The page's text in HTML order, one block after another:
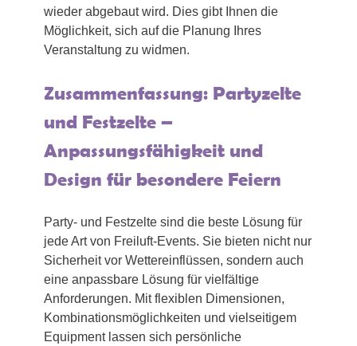
wieder abgebaut wird. Dies gibt Ihnen die
Möglichkeit, sich auf die Planung Ihres
Veranstaltung zu widmen.
Zusammenfassung: Partyzelte
und Festzelte –
Anpassungsfähigkeit und
Design für besondere Feiern
Party- und Festzelte sind die beste Lösung für
jede Art von Freiluft-Events. Sie bieten nicht nur
Sicherheit vor Wettereinflüssen, sondern auch
eine anpassbare Lösung für vielfältige
Anforderungen. Mit flexiblen Dimensionen,
Kombinationsmöglichkeiten und vielseitigem
Equipment lassen sich persönliche